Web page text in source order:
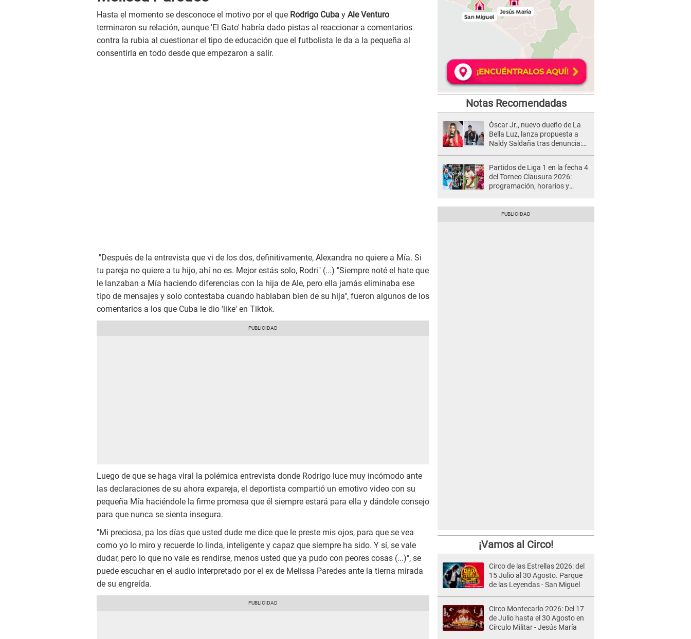
Hasta el momento se desconoce el motivo por el que Rodrigo Cuba y Ale Venturo
terminaron su relación, aunque 'El Gato' habría dado pistas al reaccionar a comentarios
contra la rubia al cuestionar el tipo de educación que el futbolista le da a la pequeña al
consentirla en todo desde que empezaron a salir.
"Después de la entrevista que vi de los dos, definitivamente, Alexandra no quiere a Mía. Si
tu pareja no quiere a tu hijo, ahí no es. Mejor estás solo, Rodri" (...) "Siempre noté el hate que
le lanzaban a Mía haciendo diferencias con la hija de Ale, pero ella jamás eliminaba ese
tipo de mensajes y solo contestaba cuando hablaban bien de su hija", fueron algunos de los
comentarios a los que Cuba le dio 'like' en Tiktok.
Luego de que se haga viral la polémica entrevista donde Rodrigo luce muy incómodo ante
las declaraciones de su ahora expareja, el deportista compartió un emotivo video con su
pequeña Mía haciéndole la firme promesa que él siempre estará para ella y dándole consejo
para que nunca se sienta insegura.
"Mi preciosa, pa los días que usted dude me dice que le preste mis ojos, para que se vea
como yo lo miro y recuerde lo linda, inteligente y capaz que siempre ha sido. Y sí, se vale
dudar, pero lo que no vale es rendirse, menos usted que ya pudo con peores cosas (...)", se
puede escuchar en el audio interpretado por el ex de Melissa Paredes ante la tierna mirada
de su engreída.
Notas Recomendadas
Óscar Jr., nuevo dueño de La
Bella Luz, lanza propuesta a
Naldy Saldaña tras denuncia:
Partidos de Liga 1 en la fecha 4
del Torneo Clausura 2026:
programación, horarios y
¡Vamos al Circo!
Circo de las Estrellas 2026: del
15 Julio al 30 Agosto. Parque
de las Leyendas - San Miguel
Circo Montecarlo 2026: Del 17
de Julio hasta el 30 Agosto en
Círculo Militar - Jesús María